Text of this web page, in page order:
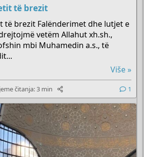
të brezit
të brezit Falënderimet dhe lutjet e
vetëm Allahut xh.sh.,
mbi Muhamedin a.s., të
Više »
čitanja: 3 min 1